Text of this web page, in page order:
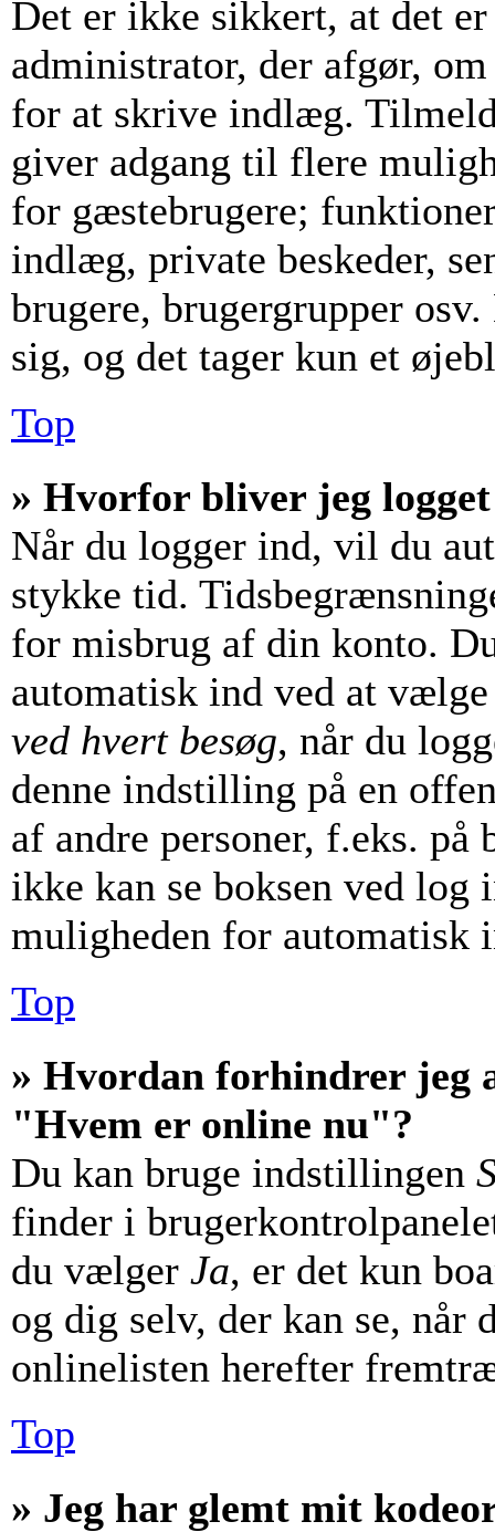
Det er ikke sikkert, at det
administrator, der afgør,
for at skrive indlæg.
giver adgang til flere
for gæstebrugere;
indlæg, private beskeder,
brugere, brugergrupper
sig, og det tager kun et
Top
» Hvorfor bliver jeg
Når du logger ind, vil du
stykke tid.
for misbrug af din konto.
automatisk ind ved at
ved hvert besøg, når du
denne indstilling på en
af andre personer, f.eks.
ikke kan se boksen ved log
muligheden for automatisk
Top
» Hvordan forhindrer jeg
"Hvem er online nu"?
Du kan bruge indstillingen
finder i
du vælger Ja, er det kun
og dig selv, der kan se,
onlinelisten herefter
Top
» Jeg har glemt mit